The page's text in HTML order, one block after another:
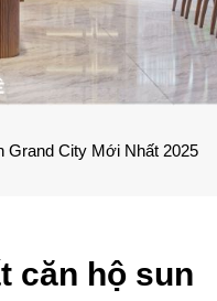
Grand City Mới Nhất 2025
căn hộ sun